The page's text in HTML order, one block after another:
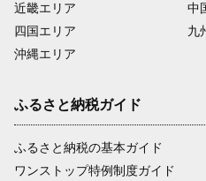
近畿エリア
四国エリア
沖縄エリア
中
九
ふるさと納税ガイド
ふるさと納税の基本ガイド
ワンストップ特例制度ガイド